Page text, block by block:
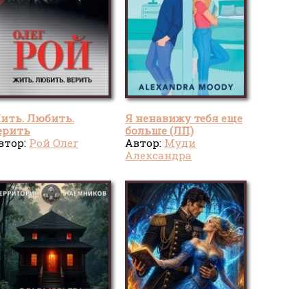
Любить.
Рой Олег
Я ненавижу тебя еще
больше (ЛП)
Автор: Муди
Александра